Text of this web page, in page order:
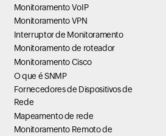
Monitoramento VoIP
Monitoramento VPN
Interruptor de Monitoramento
Monitoramento de roteador
Monitoramento Cisco
O que é SNMP
Fornecedores de Dispositivos de
Rede
Mapeamento de rede
Monitoramento Remoto de